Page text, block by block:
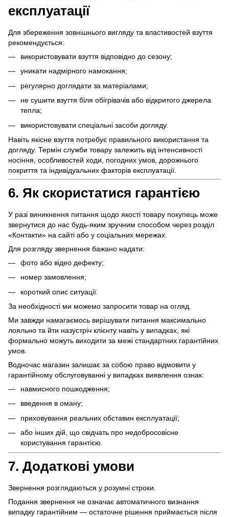
експлуатації
Для збереження зовнішнього вигляду та властивостей взуття
рекомендується:
використовувати взуття відповідно до сезону;
уникати надмірного намокання;
регулярно доглядати за матеріалами;
не сушити взуття біля обігрівачів або відкритого джерела
тепла;
використовувати спеціальні засоби догляду.
Навіть якісне взуття потребує правильного використання та
догляду. Термін служби товару залежить від інтенсивності
носіння, особливостей ходи, погодних умов, дорожнього
покриття та індивідуальних факторів експлуатації.
6. Як скористатися гарантією
У разі виникнення питання щодо якості товару покупець може
звернутися до нас будь-яким зручним способом через розділ
«Контакти» на сайті або у соціальних мережах.
Для розгляду звернення бажано надати:
фото або відео дефекту;
номер замовлення;
короткий опис ситуації.
За необхідності ми можемо запросити товар на огляд.
Ми завжди намагаємось вирішувати питання максимально
лояльно та йти назустріч клієнту навіть у випадках, які
формально можуть виходити за межі стандартних гарантійних
умов.
Водночас магазин залишає за собою право відмовити у
гарантійному обслуговуванні у випадках виявлення ознак:
навмисного пошкодження;
введення в оману;
приховування реальних обставин експлуатації;
або інших дій, що свідчать про недобросовісне
користування гарантією.
7. Додаткові умови
Звернення розглядаються у розумні строки.
Подання звернення не означає автоматичного визнання
випадку гарантійним — остаточне рішення приймається після